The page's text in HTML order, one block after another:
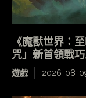
《魔獸世界：
咒」新首領戰
遊戲 2026-08-